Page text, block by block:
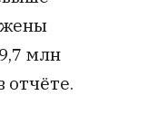
млн
отчёте.